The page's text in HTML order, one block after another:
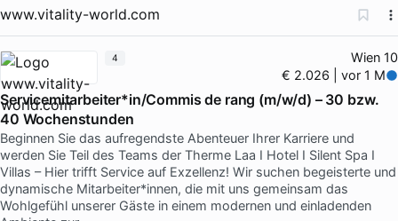
www.vitality-world.com
Wien 10
€ 2.026 | vor 1 M
Servicemitarbeiter*in/Commis de rang (m/w/d) – 30 bzw.
40 Wochenstunden
Beginnen Sie das aufregendste Abenteuer Ihrer Karriere und
werden Sie Teil des Teams der Therme Laa I Hotel I Silent Spa I
Villas – Hier trifft Service auf Exzellenz! Wir suchen begeisterte und
dynamische Mitarbeiter*innen, die mit uns gemeinsam das
Wohlgefühl unserer Gäste in einem modernen und einladenden
4